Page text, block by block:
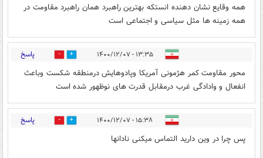
همه وقایع نشان دهنده انستکه بهترین راهبرد همان راهبرد مقاومت در
همه زمینه ها مثل سیاسی و اجتماعی است
۱۳:۳۵ - ۱۴۰۰/۱۲/۰۷ 2 پاسخ
محور مقاومت کمر هژمونی آمریکا وپادوهایش درمنطقه شکست وباعث
انفعال و وادادگی غرب درمقابل قدرت های نوظهور شده است
۱۵:۳۸ - ۱۴۰۰/۱۲/۰۷ 1 پاسخ
پس چرا در وین دارید التماس میکنی نادانها